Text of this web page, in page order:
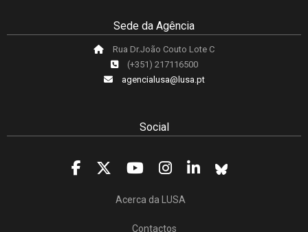
Sede da Agência
Rua Dr.João Couto Lote C
(+351) 217116500
agencialusa@lusa.pt
Social
Acerca da LUSA
Contactos